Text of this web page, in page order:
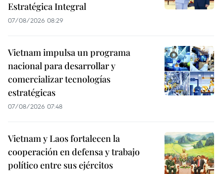
Estratégica Integral
07/08/2026 08:29
Vietnam impulsa un programa
nacional para desarrollar y
comercializar tecnologías
estratégicas
07/08/2026 07:48
Vietnam y Laos fortalecen la
cooperación en defensa y trabajo
político entre sus ejércitos